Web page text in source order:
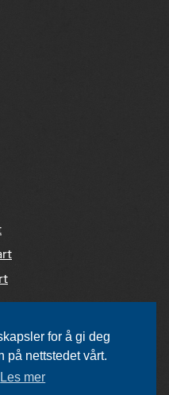
for å gi deg
på nettstedet vårt.
Les mer